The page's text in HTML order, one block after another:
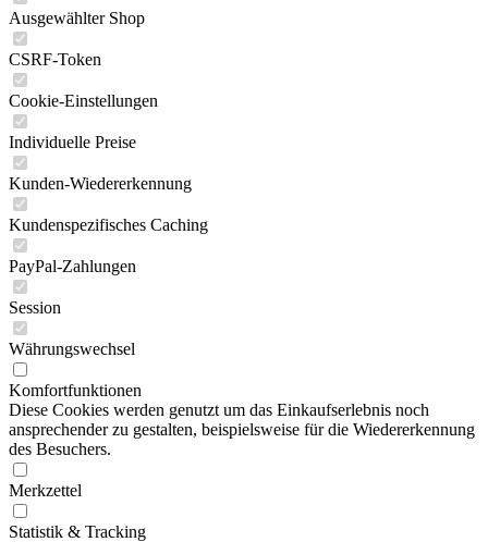
Ausgewählter Shop
CSRF-Token
Cookie-Einstellungen
Individuelle Preise
Kunden-Wiedererkennung
Kundenspezifisches Caching
PayPal-Zahlungen
Session
Währungswechsel
Komfortfunktionen
Diese Cookies werden genutzt um das Einkaufserlebnis noch
ansprechender zu gestalten, beispielsweise für die Wiedererkennung
des Besuchers.
Merkzettel
Statistik & Tracking